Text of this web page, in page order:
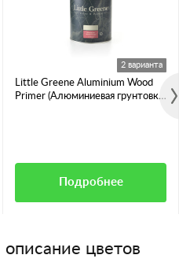
2 варианта
Little Greene Aluminium Wood
Primer (Алюминиевая грунтовка
Подробнее
цветов